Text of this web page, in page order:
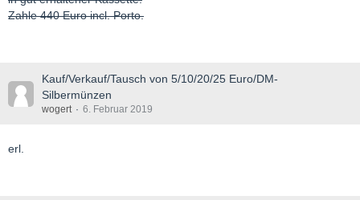
Zahle 440 Euro incl. Porto.
Kauf/Verkauf/Tausch von 5/10/20/25 Euro/DM-
Silbermünzen
wogert 6. Februar 2019
erl.